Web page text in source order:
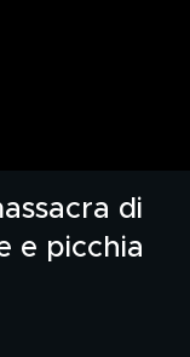
di
e picchia